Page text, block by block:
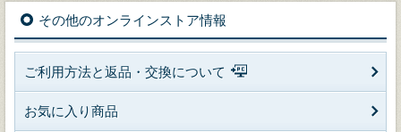
その他のオンラインストア情報
ご利用方法と返品・交換について
お気に入り商品